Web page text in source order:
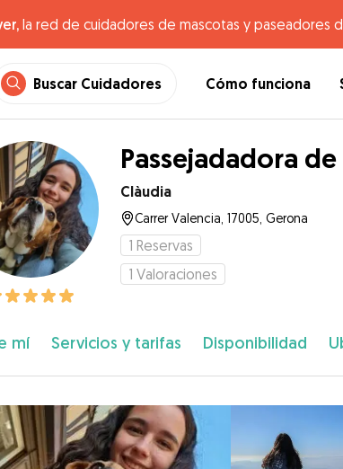
la red de cuidadores de mascotas y paseadores
Buscar Cuidadores Cómo funciona
Passejadadora
Clàudia
Carrer Valencia, 17005, Gerona
1 Reservas
1 Valoraciones
mí Servicios y tarifas Disponibilidad